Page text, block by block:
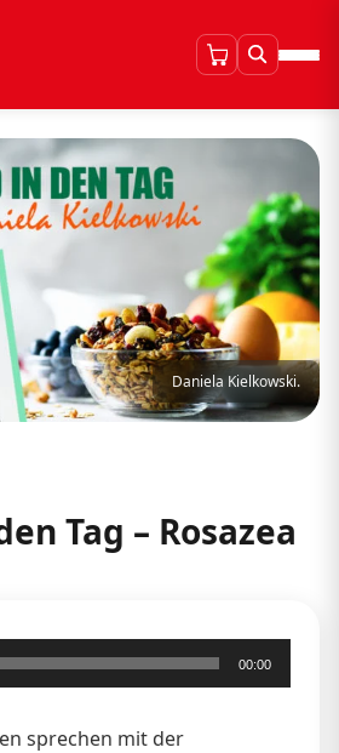
Daniela Kielkowski.
Tag – Rosazea
00:00
sprechen mit der